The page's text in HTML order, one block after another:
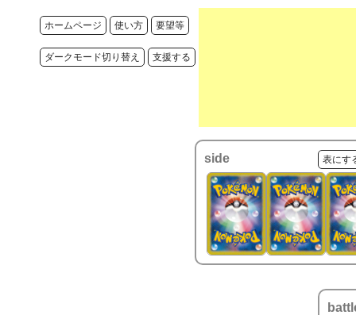
ホームページ 使い方 要望等
ダークモード切り替え 支援する
side 表にす